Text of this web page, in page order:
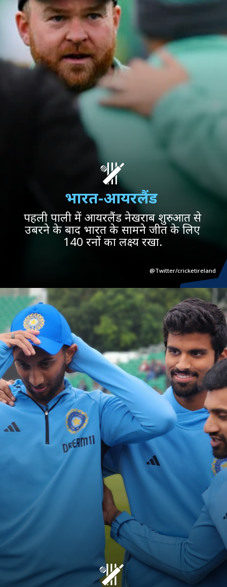
पहली पाली में आयरलैंड नेखराब शुरुआत से
उबरने के बाद भारत के सामने जीत के लिए
140 रनों का लक्ष्य रखा.
भारत-आयरलैंड
@Twitter/cricketireland